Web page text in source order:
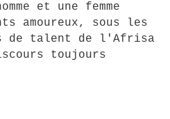
et une femme
amoureux, sous les
de talent de l'Afrisa
toujours